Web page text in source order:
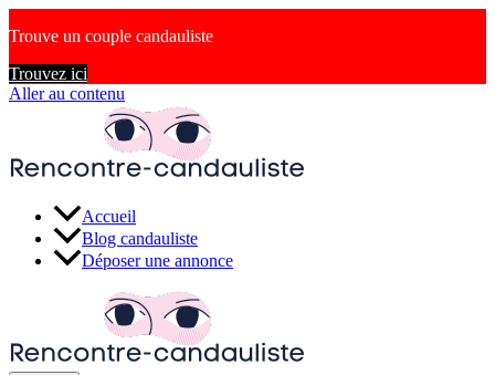
Trouve un couple candauliste
Trouvez ici
Aller au contenu
Accueil
Blog candauliste
Déposer une annonce